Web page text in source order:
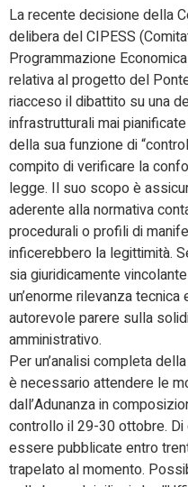
La recente decisione della
delibera del CIPESS
Programmazione
relativa al progetto del
riacceso il dibattito su una
infrastrutturali mai
della sua funzione di
compito di verificare la
legge. Il suo scopo è
aderente alla normativa
procedurali o profili di
inficerebbero la legittimità.
sia giuridicamente
un’enorme rilevanza
autorevole parere sulla
amministrativo.
Per un’analisi completa
è necessario attendere le
dall’Adunanza in
controllo il 29-30 ottobre.
essere pubblicate entro
trapelato al momento.